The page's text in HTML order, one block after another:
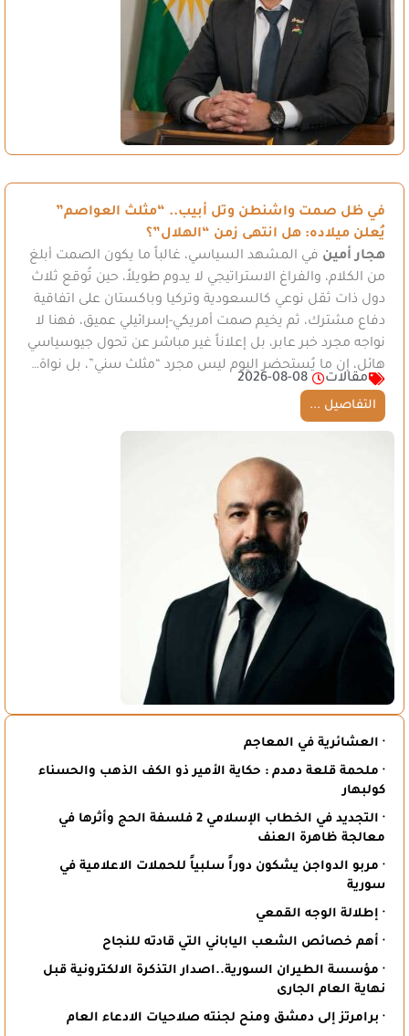
في ظل صمت واشنطن وتل أبيب.. “مثلث العواصم”
يُعلن ميلاده: هل انتهى زمن “الهلال”؟
هجار أمين في المشهد السياسي، غالباً ما يكون الصمت أبلغ
من الكلام، والفراغ الاستراتيجي لا يدوم طويلاً، حين تُوقع ثلاث
دول ذات ثقل نوعي كالسعودية وتركيا وباكستان على اتفاقية
دفاع مشترك، ثم يخيم صمت أمريكي-إسرائيلي عميق، فهنا لا
نواجه مجرد خبر عابر، بل إعلاناً غير مباشر عن تحول جيوسياسي
هائل، إن ما يُستحضر اليوم ليس مجرد “مثلث سني”، بل نواة…
مقالات
2026-08-08
التفاصيل ...
· العشائرية في المعاجم
· ملحمة قلعة دمدم : حكاية الأمير ذو الكف الذهب والحسناء
كولبهار
· التجديد في الخطاب الإسلامي 2 فلسفة الحج وأثرها في
معالجة ظاهرة العنف
· مربو الدواجن يشكون دوراً سلبياً للحملات الاعلامية في
سورية
· إطلالة الوجه القمعي
· أهم خصائص الشعب الياباني التي قادته للنجاح
· مؤسسة الطيران السورية..اصدار التذكرة الالكترونية قبل
نهاية العام الجارى
· برامرتز إلى دمشق ومنح لجنته صلاحيات الادعاء العام